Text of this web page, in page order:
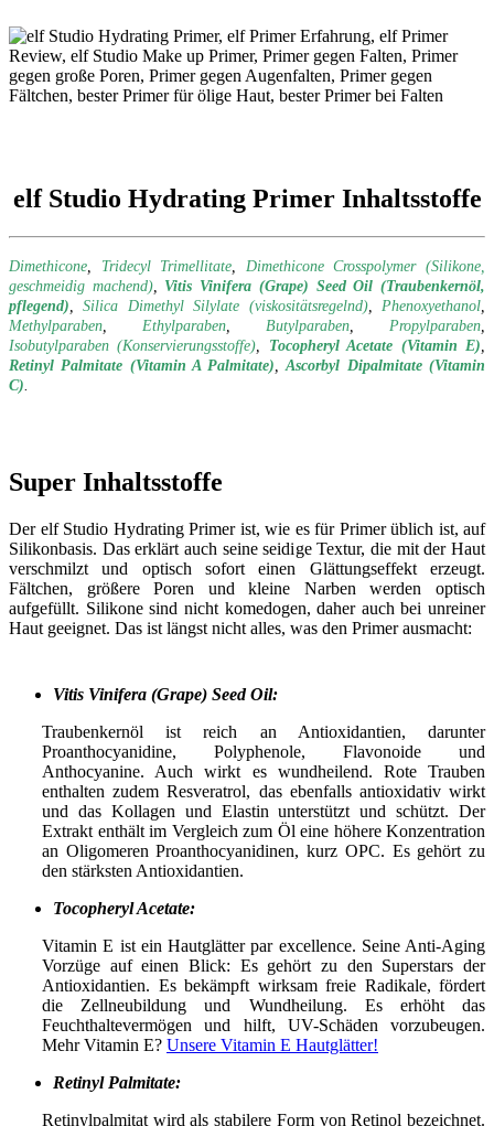
elf Studio Hydrating Primer Inhaltsstoffe
Dimethicone Tridecyl Trimellitate
Dimethicone Crosspolymer (Silikone,
geschmeidig machend), Vitis Vinifera (Grape) Seed Oil (Traubenkernöl,
pflegend) ,Silica Dimethyl Silylate (viskositätsregelnd), Phenoxyethanol
Methylparaben
Ethylparaben Butylparaben Propylparaben
Isobutylparaben (Konservierungsstoffe)
Tocopheryl Acetate (Vitamin E)
Retinyl Palmitate (Vitamin A Palmitate) ,Ascorbyl Dipalmitate (Vitamin
C)
Super Inhaltsstoffe
Der elf Studio Hydrating Primer ist, wie es für Primer üblich ist, auf
Silikonbasis. Das erklärt auch seine seidige Textur, die mit der Haut
verschmilzt und optisch sofort einen Glättungseffekt erzeugt.
Fältchen, größere Poren und kleine Narben werden optisch
aufgefüllt. Silikone sind nicht komedogen, daher auch bei unreiner
Haut geeignet. Das ist längst nicht alles, was den Primer ausmacht:
Vitis Vinifera (Grape) Seed Oil:
Traubenkernöl ist reich an Antioxidantien, darunter
Proanthocyanidine, Polyphenole, Flavonoide und
Anthocyanine. Auch wirkt es wundheilend. Rote Trauben
enthalten zudem Resveratrol, das ebenfalls antioxidativ wirkt
und das Kollagen und Elastin unterstützt und schützt. Der
Extrakt enthält im Vergleich zum Öl eine höhere Konzentration
an Oligomeren Proanthocyanidinen, kurz OPC. Es gehört zu
den stärksten Antioxidantien.
Tocopheryl Acetate:
Vitamin E ist ein Hautglätter par excellence. Seine Anti-Aging
Vorzüge auf einen Blick: Es gehört zu den Superstars der
Antioxidantien. Es bekämpft wirksam freie Radikale, fördert
die Zellneubildung und Wundheilung. Es erhöht das
Feuchthaltevermögen und hilft, UV-Schäden vorzubeugen.
Mehr Vitamin E? Unsere Vitamin E Hautglätter!
Retinyl Palmitate:
Retinylpalmitat wird als stabilere Form von Retinol bezeichnet.